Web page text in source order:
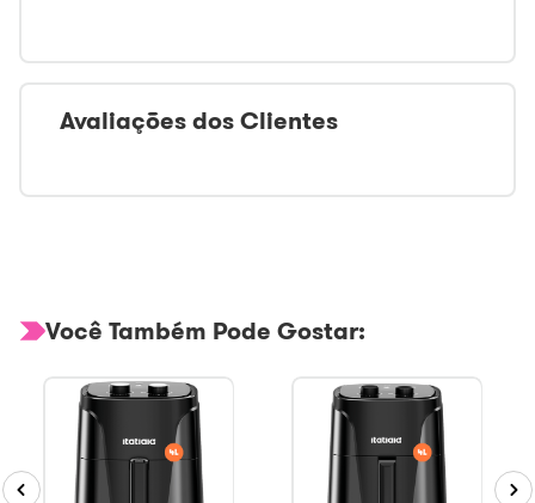
Avaliações dos Clientes
Você Também Pode Gostar: